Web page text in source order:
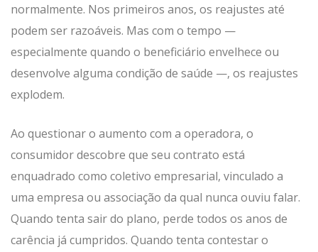
normalmente. Nos primeiros anos, os reajustes até
podem ser razoáveis. Mas com o tempo —
especialmente quando o beneficiário envelhece ou
desenvolve alguma condição de saúde —, os reajustes
explodem.
Ao questionar o aumento com a operadora, o
consumidor descobre que seu contrato está
enquadrado como coletivo empresarial, vinculado a
uma empresa ou associação da qual nunca ouviu falar.
Quando tenta sair do plano, perde todos os anos de
carência já cumpridos. Quando tenta contestar o